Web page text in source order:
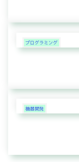
プログラミング
機器開発